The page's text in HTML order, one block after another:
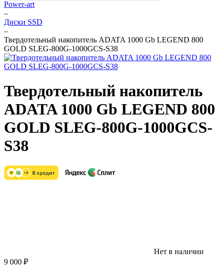
Power-art
–
Диски SSD
–
Твердотельный накопитель ADATA 1000 Gb LEGEND 800
GOLD SLEG-800G-1000GCS-S38
Твердотельный накопитель
ADATA 1000 Gb LEGEND 800
GOLD SLEG-800G-1000GCS-
S38
Нет в наличии
9 000 ₽